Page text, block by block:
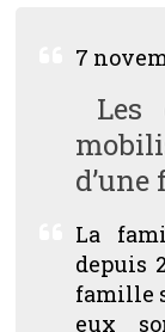
7
Les
La
depuis
famille
eux